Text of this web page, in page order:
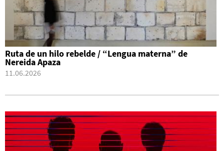
Ruta de un hilo rebelde / “Lengua materna” de
Nereida Apaza
11.06.2026